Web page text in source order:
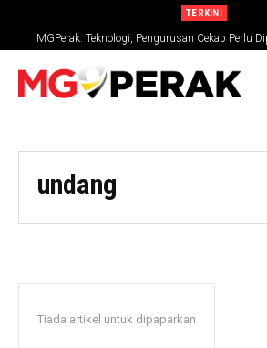
TERKINI
MGPerak: Teknologi, Pengurusan Cekap Perlu
Pertanian
undang
Tiada artikel untuk dipaparkan